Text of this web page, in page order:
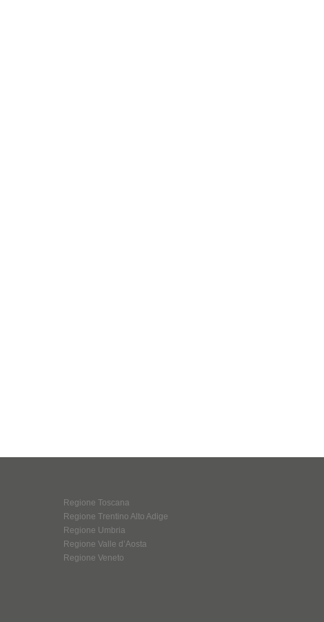
Regione Toscana
Regione Trentino Alto Adige
Regione Umbria
Regione Valle d’Aosta
Regione Veneto